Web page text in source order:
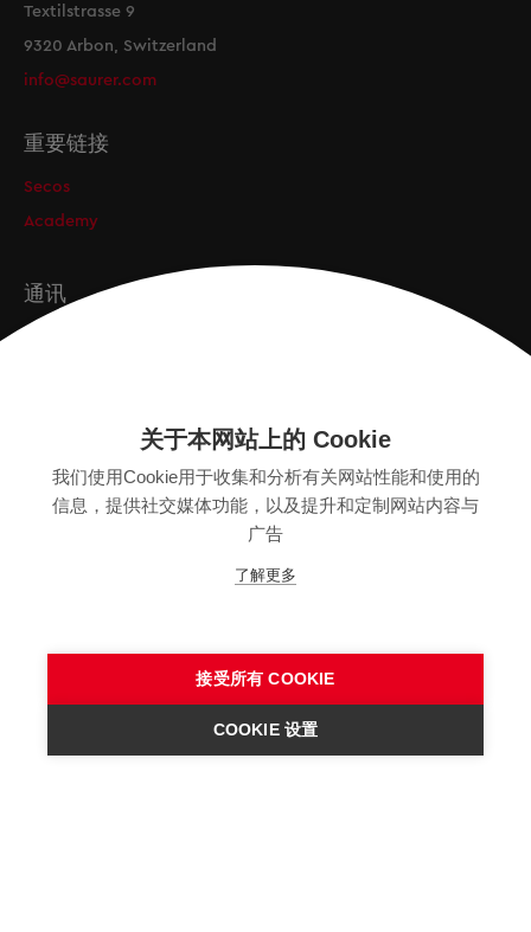
Textilstrasse 9
9320 Arbon, Switzerland
info@saurer.com
重要链接
Secos
Academy
通讯
SITEMAP
关于本网站上的 Cookie
我们使用Cookie用于收集和分析有关网站性能和使用的
信息，提供社交媒体功能，以及提升和定制网站内容与
广告
了解更多
接受所有 COOKIE
COOKIE 设置